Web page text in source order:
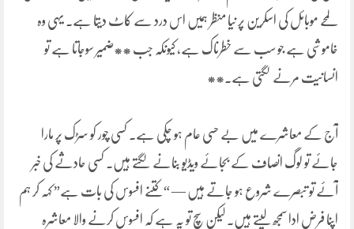
لمحے موبائل کی اسکرین پر نیا منظر ہمیں اس درد سے کاٹ دیتا ہے۔ یہی وہ
خاموشی ہے جو سب سے خطرناک ہے، کیونکہ جب **ضمیر سوجاتا ہے تو
انسانیت مرنے لگتی ہے۔**
آج کے معاشرے میں بے حسی عام ہو چکی ہے۔ کسی چور کو سڑک پر مارا
جائے تو لوگ انصاف کے بجائے ویڈیو بنانے لگتے ہیں۔ کسی حادثے کی خبر
آئے تو تبصرے شروع ہو جاتے ہیں — “کتنے افسوس کی بات ہے” کہہ کر ہم
اپنا فرض ادا سمجھ لیتے ہیں۔ لیکن سچ تو یہ ہے کہ افسوس کرنے والا معاشرہ